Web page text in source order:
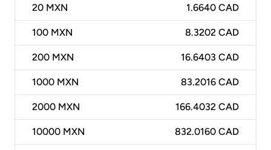
20 MXN 1.6640 CAD
100 MXN 8.3202 CAD
200 MXN 16.6403 CAD
1000 MXN 83.2016 CAD
2000 MXN 166.4032 CAD
10000 MXN 832.0160 CAD